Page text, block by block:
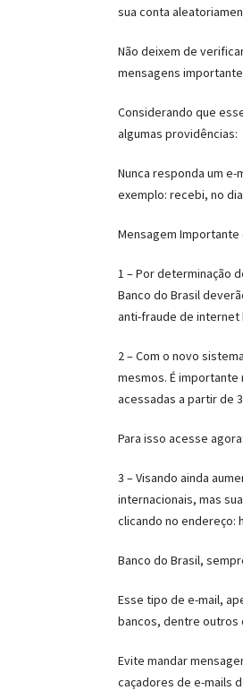
sua conta
Não deixem de
mensagens
Considerando que
algumas providências:
Nunca responda um
exemplo: recebi, no
Mensagem Importante
1 – Por determinação
Banco do Brasil
anti-fraude de internet
2 – Com o novo
mesmos. É
acessadas a partir de
Para isso acesse
3 – Visando ainda
internacionais, mas
clicando no endereço:
Banco do Brasil,
Esse tipo de e-mail,
bancos, dentre outros
Evite mandar
caçadores de e-mails